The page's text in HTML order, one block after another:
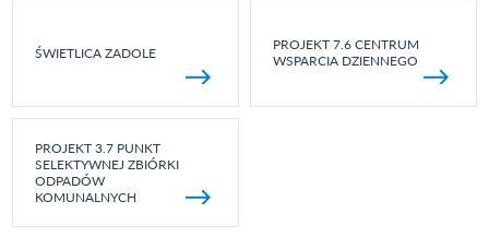
ŚWIETLICA ZADOLE
PROJEKT 7.6 CENTRUM
WSPARCIA DZIENNEGO
PROJEKT 3.7 PUNKT
SELEKTYWNEJ ZBIÓRKI
ODPADÓW
KOMUNALNYCH